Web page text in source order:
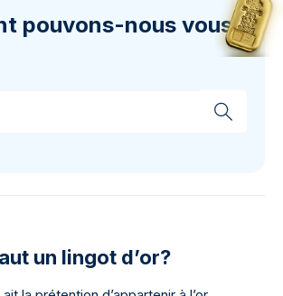
pouvons-nous vous
un lingot d’or?